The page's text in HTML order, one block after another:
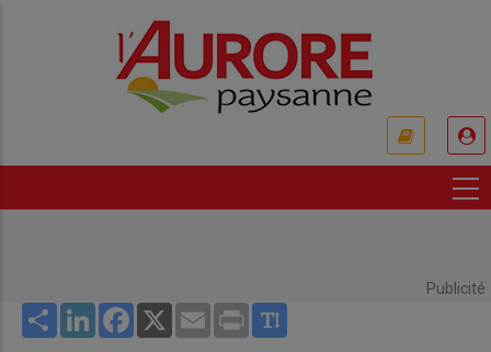
Publicité
Share LinkedInFacebook
X Email Print